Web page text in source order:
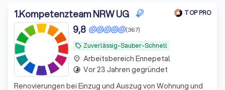
Umgebung präsentieren.
1.Kompetenzteam NRW UG TOP PRO
local_offer Zuverlässig-Sauber-Schnell
(367)
9,8
Renovierungen bei Einzug und Auszug von Wohnung und
place Arbeitsbereich Ennepetal
timelapse Vor 23 Jahren gegründet